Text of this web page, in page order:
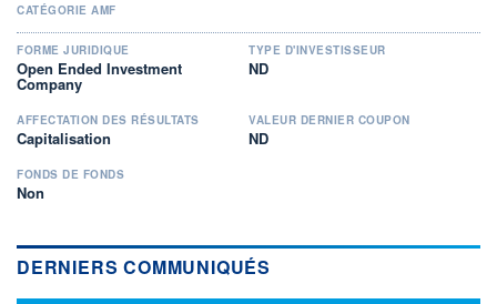
CATÉGORIE AMF
FORME JURIDIQUE
Open Ended Investment
Company
TYPE D'INVESTISSEUR
ND
AFFECTATION DES RÉSULTATS
Capitalisation
VALEUR DERNIER COUPON
ND
FONDS DE FONDS
Non
DERNIERS COMMUNIQUÉS